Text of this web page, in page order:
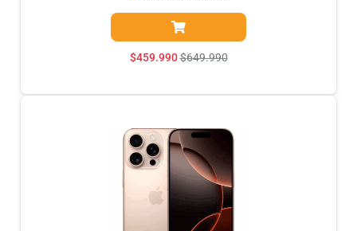
$459.990$649.990